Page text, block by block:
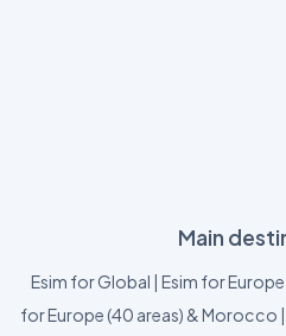
Main
Esim for Global | Esim for Europe
for Europe (40 areas) & Morocco |